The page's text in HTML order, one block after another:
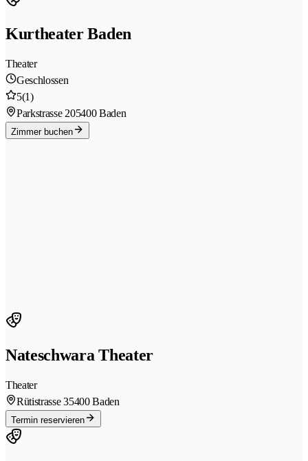
Kurtheater Baden
Theater
Geschlossen
5(1)
Parkstrasse 205400 Baden
Zimmer buchen
Nateschwara Theater
Theater
Rütistrasse 35400 Baden
Termin reservieren